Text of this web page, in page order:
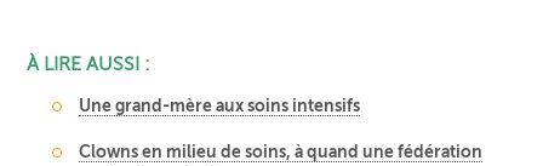
À LIRE AUSSI :
Une grand-mère aux soins intensifs
Clowns en milieu de soins, à quand une fédération